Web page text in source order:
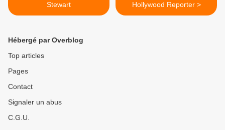
Stewart
Hollywood Reporter >
Hébergé par Overblog
Top articles
Pages
Contact
Signaler un abus
C.G.U.